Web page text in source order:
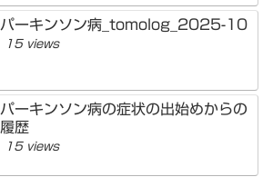
パーキンソン病_tomolog_2025-10
15 views
パーキンソン病の症状の出始めからの
履歴
15 views